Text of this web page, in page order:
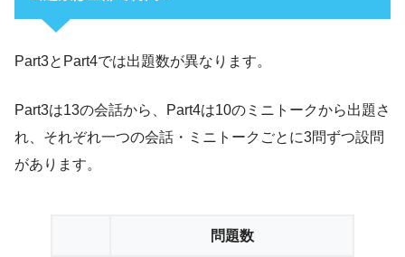
Part3とPart4では出題数が異なります。
Part3は13の会話から、Part4は10のミニトークから出題さ
れ、それぞれ一つの会話・ミニトークごとに3問ずつ設問
があります。
問題数